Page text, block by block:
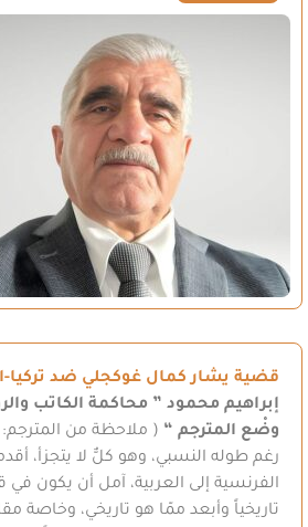
قضية يشار كمال غوكجلي ضد تركيا-
إبراهيم محمود ” محاكمة الكاتب
وضْع المترجم “ ( ملاحظة من المترجم:
رغم طوله النسبي، وهو كلٌّ لا يتجزأ،
الفرنسية إلى العربية، آمل أن يكون في
تاريخياً وأبعد ممّا هو تاريخي، وخاصة